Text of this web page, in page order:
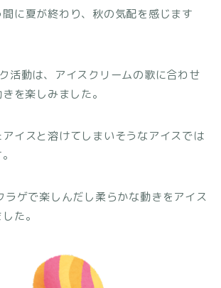
に夏が終わり、秋の気配を感じます
活動は、アイスクリームの歌に合わせ
を楽しみました。
イスと溶けてしまいそうなアイスでは
ラゲで楽しんだし柔らかな動きをアイス
た。